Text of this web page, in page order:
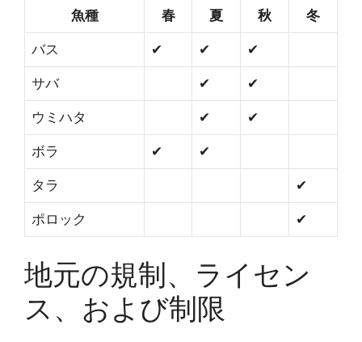
魚種 春 夏 秋 冬
バス ✔ ✔ ✔
サバ ✔ ✔
ウミハタ ✔ ✔
ボラ ✔ ✔
タラ ✔
ポロック ✔
地元の規制、ライセン
ス、および制限